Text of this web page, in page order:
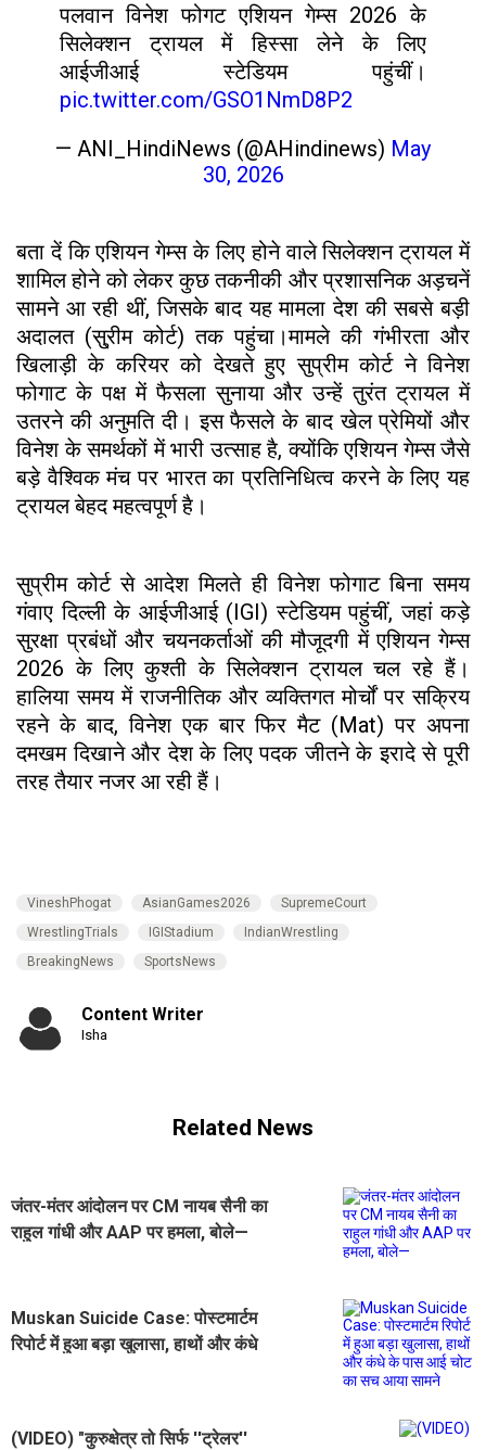
पलवान विनेश फोगट एशियन गेम्स 2026 के
सिलेक्शन ट्रायल में हिस्सा लेने के लिए
आईजीआई स्टेडियम पहुंचीं।
pic.twitter.com/GSO1NmD8P2
— ANI_HindiNews (@AHindinews) May
30, 2026
बता दें कि एशियन गेम्स के लिए होने वाले सिलेक्शन ट्रायल में
शामिल होने को लेकर कुछ तकनीकी और प्रशासनिक अड़चनें
सामने आ रही थीं, जिसके बाद यह मामला देश की सबसे बड़ी
अदालत (सु्रीम कोर्ट) तक पहुंचा।मामले की गंभीरता और
खिलाड़ी के करियर को देखते हुए सुप्रीम कोर्ट ने विनेश
फोगाट के पक्ष में फैसला सुनाया और उन्हें तुरंत ट्रायल में
उतरने की अनुमति दी। इस फैसले के बाद खेल प्रेमियों और
विनेश के समर्थकों में भारी उत्साह है, क्योंकि एशियन गेम्स जैसे
बड़े वैश्विक मंच पर भारत का प्रतिनिधित्व करने के लिए यह
ट्रायल बेहद महत्वपूर्ण है।
सुप्रीम कोर्ट से आदेश मिलते ही विनेश फोगाट बिना समय
गंवाए दिल्ली के आईजीआई (IGI) स्टेडियम पहुंचीं, जहां कड़े
सुरक्षा प्रबंधों और चयनकर्ताओं की मौजूदगी में एशियन गेम्स
2026 के लिए कुश्ती के सिलेक्शन ट्रायल चल रहे हैं।
हालिया समय में राजनीतिक और व्यक्तिगत मोर्चों पर सक्रिय
रहने के बाद, विनेश एक बार फिर मैट (Mat) पर अपना
दमखम दिखाने और देश के लिए पदक जीतने के इरादे से पूरी
तरह तैयार नजर आ रही हैं।
VineshPhogat AsianGames2026
SupremeCourt
WrestlingTrials
IGIStadium
IndianWrestling
BreakingNews
SportsNews
Content Writer
Isha
Related News
जंतर-मंतर आंदोलन पर CM नायब सैनी का
राहुल गांधी और AAP पर हमला, बोले—
Muskan Suicide Case: पोस्टमार्टम
रिपोर्ट में हुआ बड़ा खुलासा, हाथों और कंधे
(VIDEO) "कुरुक्षेत्र तो सिर्फ ''ट्रेलर''